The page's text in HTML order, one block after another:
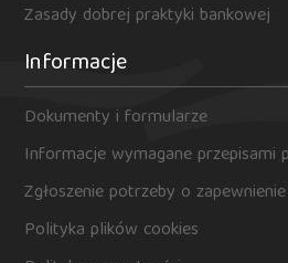
Zasady dobrej praktyki bankowej
Informacje
Dokumenty i formularze
Informacje wymagane przepisami
Zgłoszenie potrzeby o
Polityka plików cookies